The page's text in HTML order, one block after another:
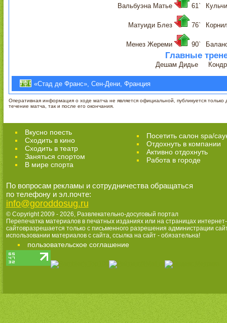
Вальбуэна Матье 61`
Матуиди Блез 76`
Менез Жереми 90`
Главные
Дешам Дидье
«Стад де Франс», Сен-Дени, Франция
Оперативная информация о ходе матча не является официальной, публикуется только
течение матча, так и после его окончания.
Вкусно поесть
Сходить в кино
Cходить в театр
Заняться спортом
В мире спорта
Посетить салон spa/
Отдохнуть в компании
Активно отдохнуть
Работа в городе
По вопросам рекламы и сотрудничества обращаться
по телефону и эл.почте:
info@goroddosug.ru
© Copyright 2009 - 2026, Развлекательно-досуговый портал
Перепечатка материалов в печатных изданиях или на страницах интернет-
сайтовразрешается только с письменного разрешения администрации
использовании материалов с сайта, ссылка на сайт - обязательна!
пользовательское соглашение